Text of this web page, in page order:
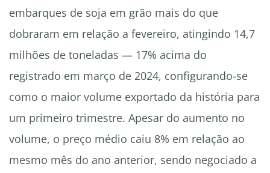
embarques de soja em grão mais do que
dobraram em relação a fevereiro, atingindo 14,7
milhões de toneladas — 17% acima do
registrado em março de 2024, configurando-se
como o maior volume exportado da história para
um primeiro trimestre. Apesar do aumento no
volume, o preço médio caiu 8% em relação ao
mesmo mês do ano anterior, sendo negociado a